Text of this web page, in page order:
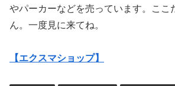
やパーカーなどを売っています。ここ
ん。一度見に来てね。
【エクスマショップ】